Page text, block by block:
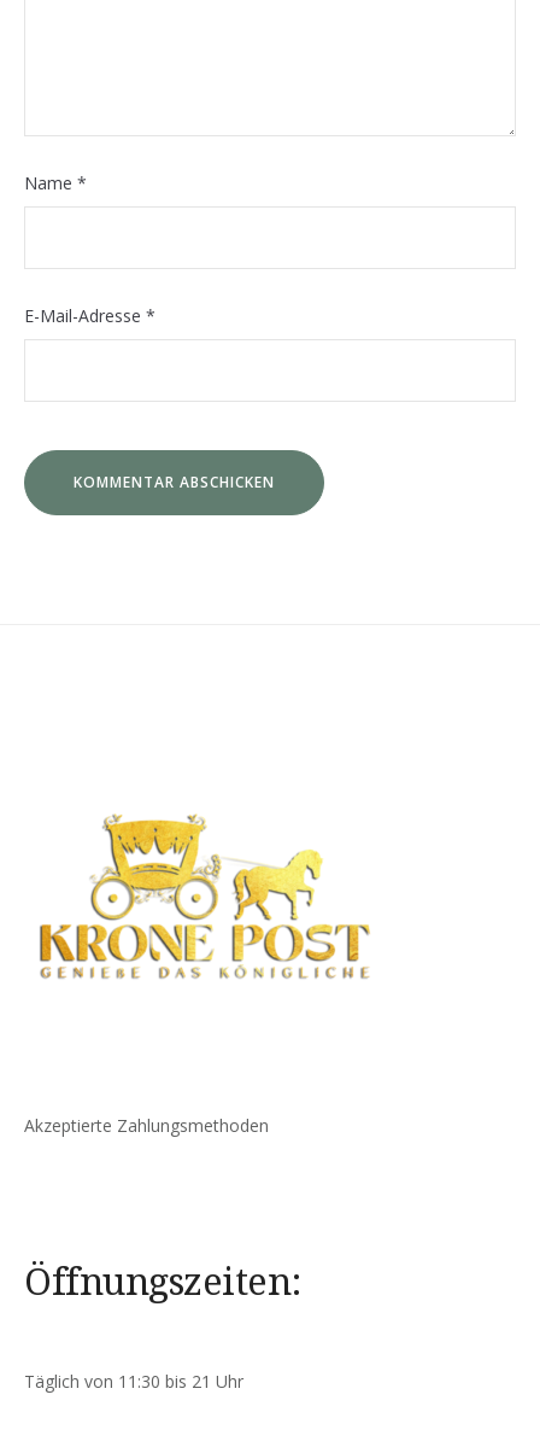
Name *
E-Mail-Adresse *
Akzeptierte Zahlungsmethoden
Öffnungszeiten:
Täglich von 11:30 bis 21 Uhr